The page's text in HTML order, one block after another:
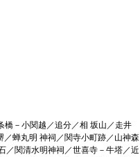
－小関越／追分／相 坂山／走井
蝉丸明 神祠／関寺小町跡／山神森
／関清水明神祠／世喜寺－牛塔／近